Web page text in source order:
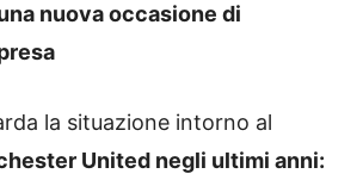
nuova occasione di
la situazione intorno al
United negli ultimi anni: